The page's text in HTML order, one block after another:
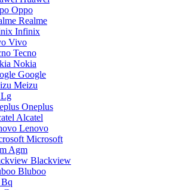
Oppo
Realme
Infinix
Vivo
Tecno
Nokia
Google
Meizu
Lg
Oneplus
Alcatel
Lenovo
Microsoft
Agm
Blackview
Bluboo
Bq